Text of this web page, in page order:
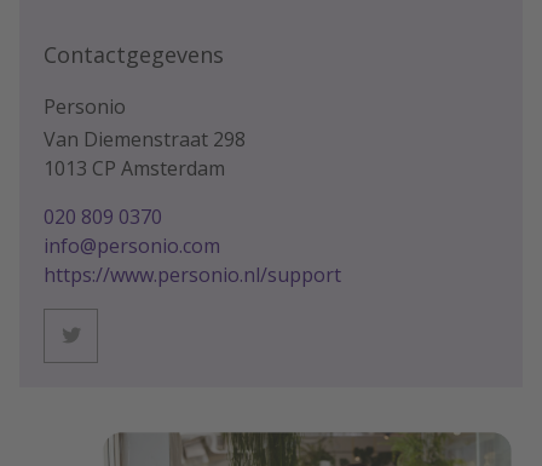
Contactgegevens
Personio
Van Diemenstraat 298
1013 CP Amsterdam
020 809 0370
info@personio.com
https://www.personio.nl/support